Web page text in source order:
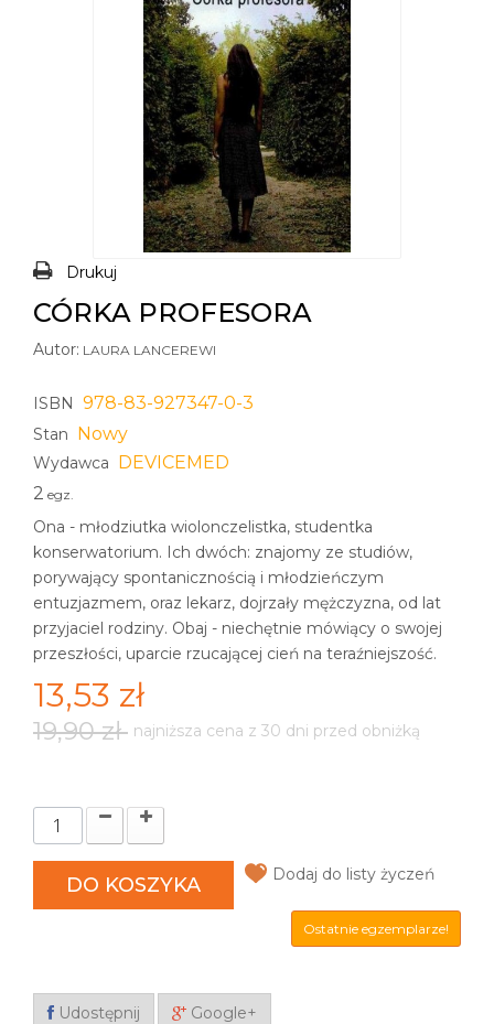
Drukuj
CÓRKA PROFESORA
Autor: LAURA LANCEREWI
ISBN 978-83-927347-0-3
Stan Nowy
Wydawca DEVICEMED
2 egz.
Ona - młodziutka wiolonczelistka, studentka
konserwatorium. Ich dwóch: znajomy ze studiów,
porywający spontanicznością i młodzieńczym
entuzjazmem, oraz lekarz, dojrzały mężczyzna, od lat
przyjaciel rodziny. Obaj - niechętnie mówiący o swojej
przeszłości, uparcie rzucającej cień na teraźniejszość.
13,53 zł
19,90 zł najniższa cena z 30 dni przed obniżką
DO KOSZYKA Dodaj do listy życzeń
Ostatnie egzemplarze!
Udostępnij Google+